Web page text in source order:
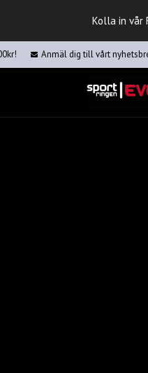
Kolla in vår
Anmäl dig till vårt